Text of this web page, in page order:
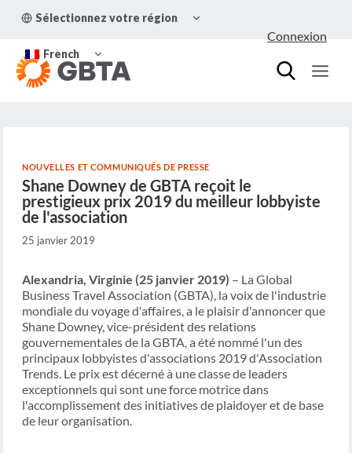
Sélectionnez votre région
LE
French
LE
MENU
ENFANT
Connexion
NOUVELLES ET COMMUNIQUÉS DE PRESSE
Shane Downey de GBTA reçoit le
prestigieux prix 2019 du meilleur lobbyiste
de l'association
25 janvier 2019
Alexandria, Virginie (25 janvier 2019) – La Global
Business Travel Association (GBTA), la voix de l'industrie
mondiale du voyage d'affaires, a le plaisir d'annoncer que
Shane Downey, vice-président des relations
gouvernementales de la GBTA, a été nommé l'un des
principaux lobbyistes d'associations 2019 d'Association
Trends. Le prix est décerné à une classe de leaders
exceptionnels qui sont une force motrice dans
l'accomplissement des initiatives de plaidoyer et de base
de leur organisation.